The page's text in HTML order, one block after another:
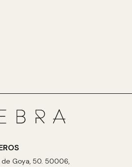
de Goya, 50. 50006,